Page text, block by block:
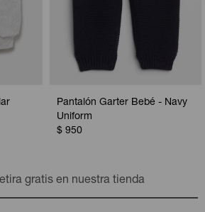
Pantalón Garter Bebé - Navy
Uniform
$ 950
gratis en nuestra tienda